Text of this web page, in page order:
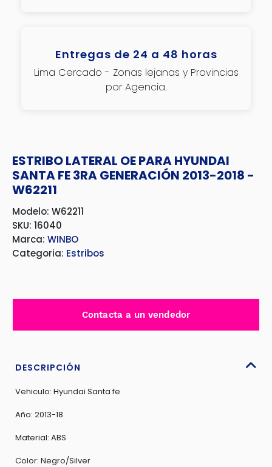
Entregas de 24 a 48 horas
Lima Cercado - Zonas lejanas y Provincias
por Agencia.
ESTRIBO LATERAL OE PARA HYUNDAI
SANTA FE 3RA GENERACIÓN 2013-2018 -
W62211
Modelo: W62211
SKU: 16040
Marca: WINBO
Categoria: Estribos
Contacta a un vendedor
DESCRIPCIÓN
Vehiculo: Hyundai Santa fe
Año: 2013-18
Material: ABS
Color: Negro/Silver